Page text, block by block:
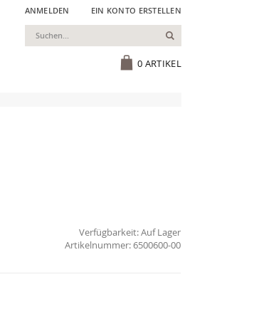
ANMELDEN EIN KONTO ERSTELLEN
0 ARTIKEL
Suchen
Verfügbarkeit:Auf Lager
6500600-00